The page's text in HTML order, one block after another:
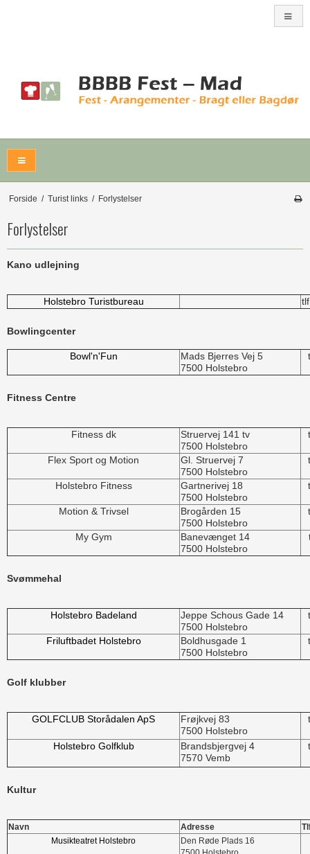
Forside / Turist links / Forlystelser
Forlystelser
Kano udlejning
Holstebro Turistbureau
Bowlingcenter
Bowl'n'Fun
Mads Bjerres Vej 5
7500 Holstebro
Fitness Centre
Fitness dk
Struervej 141 tv
7500 Holstebro
Flex Sport og Motion
Gl. Struervej 7
7500 Holstebro
Holstebro Fitness
Gartnerivej 18
7500 Holstebro
Motion & Trivsel
Brogården 15
7500 Holstebro
My Gym
Banevænget 14
7500 Holstebro
Svømmehal
Holstebro Badeland
Jeppe Schous Gade 14
7500 Holstebro
Friluftbadet Holstebro
Boldhusgade 1
7500 Holstebro
Golf klubber
GOLFCLUB Storådalen ApS
Frøjkvej 83
7500 Holstebro
Holstebro Golfklub
Brandsbjergvej 4
7570 Vemb
Kultur
Navn Adresse
Musikteatret Holstebro
Den Røde Plads 16